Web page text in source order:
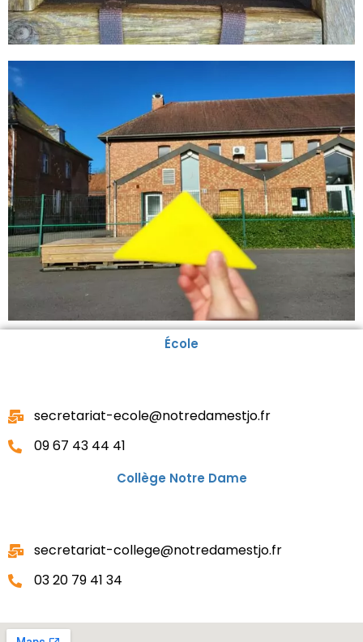
École
secretariat-ecole@notredamestjo.fr
09 67 43 44 41
Collège Notre Dame
secretariat-college@notredamestjo.fr
03 20 79 41 34